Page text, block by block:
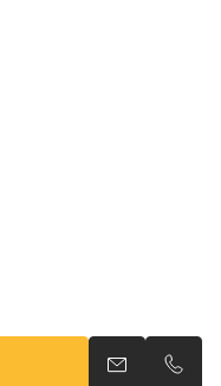
Envia um e-